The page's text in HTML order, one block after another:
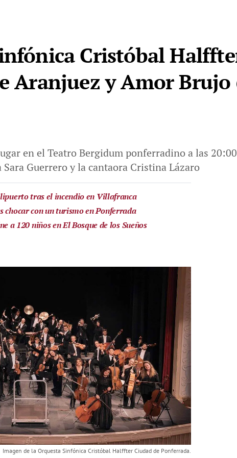
Cristóbal
Aranjuez y Amor Brujo
en el Teatro Bergidum ponferradino a las
Guerrero y la cantaora Cristina Lázaro
tras el incendio en Villafranca
con un turismo en Ponferrada
a 120 niños en El Bosque de los Sueños
Imagen de la Orquesta Sinfónica Cristóbal Halffter Ciudad de Ponferrada.